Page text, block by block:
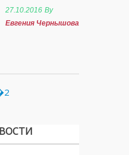
27.10.2016 By
Евгения Чернышова